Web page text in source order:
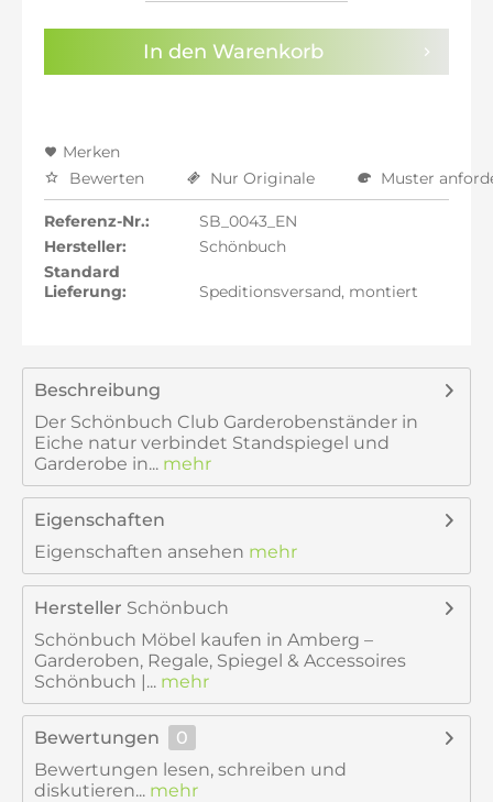
Sie haben dieDatenschutzbestimmungenzur
Kenntnis genommen.
In den Warenkorb
Merken
Bewerten
Nur Originale Muster
Referenz-Nr.:
SB_0043_EN
Hersteller:
Schönbuch
Standard
Lieferung:
Speditionsversand, montiert
Beschreibung
Der Schönbuch Club Garderobenständer in
Eiche natur verbindet Standspiegel und
Garderobe in... mehr
Eigenschaften
Eigenschaften ansehen mehr
Hersteller Schönbuch
Schönbuch Möbel kaufen in Amberg –
Garderoben, Regale, Spiegel & Accessoires
Schönbuch |... mehr
Bewertungen
0
Bewertungen lesen, schreiben und
diskutieren... mehr